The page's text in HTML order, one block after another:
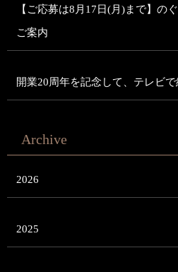
【ご応募は8月17日(月)まで】の
ご案内
開業20周年を記念して、テレビで
Archive
2026
2025